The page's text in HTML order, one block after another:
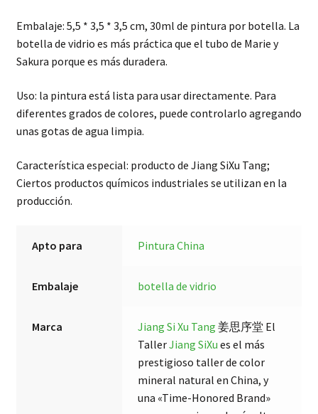
Embalaje: 5,5 * 3,5 * 3,5 cm, 30ml de pintura por botella. La
botella de vidrio es más práctica que el tubo de Marie y
Sakura porque es más duradera.
Uso: la pintura está lista para usar directamente. Para
diferentes grados de colores, puede controlarlo agregando
unas gotas de agua limpia.
Característica especial: producto de Jiang SiXu Tang;
Ciertos productos químicos industriales se utilizan en la
producción.
Apto para Pintura China
Embalaje botella de vidrio
Marca Jiang Si Xu Tang 姜思序堂 El
TallerJiang SiXu es el más
prestigioso taller de color
mineral natural en China, y
una «Time-Honored Brand»